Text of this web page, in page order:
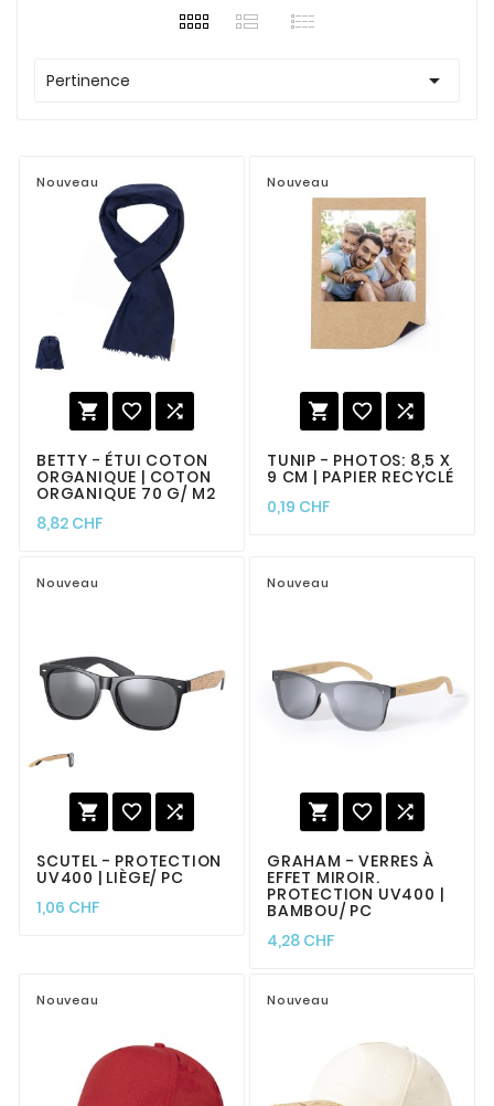
Pertinence 
Nouveau
  
BETTY - ÉTUI COTON
ORGANIQUE | COTON
ORGANIQUE 70 G/ M2
8,82 CHF
Nouveau
  
TUNIP - PHOTOS: 8,5 X
9 CM | PAPIER RECYCLÉ
0,19 CHF
Nouveau
  
SCUTEL - PROTECTION
UV400 | LIÈGE/ PC
1,06 CHF
Nouveau
  
GRAHAM - VERRES À
EFFET MIROIR.
PROTECTION UV400 |
BAMBOU/ PC
4,28 CHF
Nouveau Nouveau